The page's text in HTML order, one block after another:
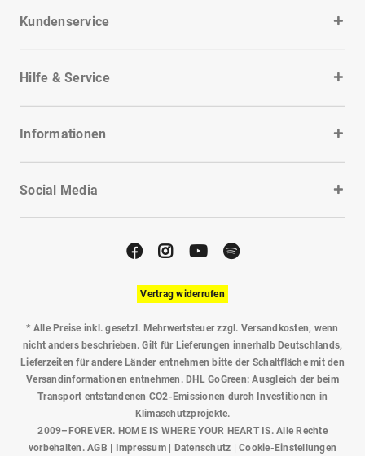
Kundenservice
Hilfe & Service
Informationen
Social Media
Vertrag widerrufen
* Alle Preise inkl. gesetzl. Mehrwertsteuer zzgl. Versandkosten, wenn
nicht anders beschrieben. Gilt für Lieferungen innerhalb Deutschlands,
Lieferzeiten für andere Länder entnehmen bitte der Schaltfläche mit den
Versandinformationen entnehmen. DHL GoGreen: Ausgleich der beim
Transport entstandenen CO2-Emissionen durch Investitionen in
Klimaschutzprojekte.
2009–FOREVER. HOME IS WHERE YOUR HEART IS. Alle Rechte
vorbehalten.AGB | Impressum| Datenschutz |Cookie-Einstellungen